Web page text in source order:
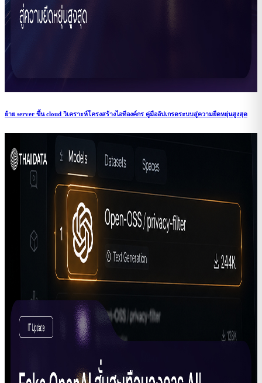
ย้าย server ขึ้น cloud วิเคราะห์โครงสร้างไอทีองค์กร คู่มืออัปเกรดระบบสู่ความยืดหยุ่นสูงสุด